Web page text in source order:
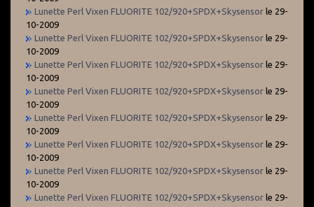
Lunette Perl Vixen FLUORITE 102/920+SPDX+Skysensor le 29-
10-2009
Lunette Perl Vixen FLUORITE 102/920+SPDX+Skysensor le 29-
10-2009
Lunette Perl Vixen FLUORITE 102/920+SPDX+Skysensor le 29-
10-2009
Lunette Perl Vixen FLUORITE 102/920+SPDX+Skysensor le 29-
10-2009
Lunette Perl Vixen FLUORITE 102/920+SPDX+Skysensor le 29-
10-2009
Lunette Perl Vixen FLUORITE 102/920+SPDX+Skysensor le 29-
10-2009
Lunette Perl Vixen FLUORITE 102/920+SPDX+Skysensor le 29-
10-2009
Lunette Perl Vixen FLUORITE 102/920+SPDX+Skysensor le 29-